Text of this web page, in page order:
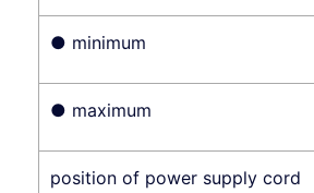
● minimum
● maximum
position of power supply cord